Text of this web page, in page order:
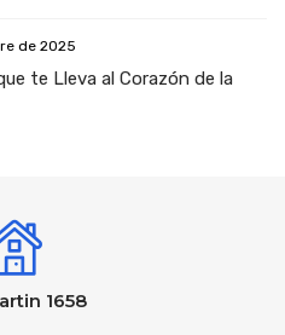
de 2025
te Lleva al Corazón de la
1658